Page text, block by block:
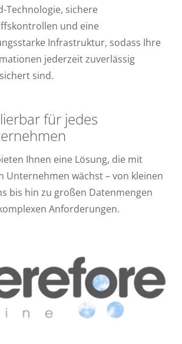
Technologie, sichere
und eine
Infrastruktur, sodass Ihre
jederzeit zuverlässig
sind.
für jedes
Ihnen eine Lösung, die mit
Unternehmen wächst – von kleinen
bis hin zu großen Datenmengen
Anforderungen.